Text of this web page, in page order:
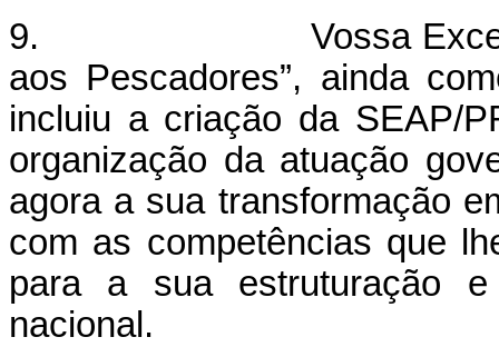
9. Vossa Excelência,
aos Pescadores”, ainda
incluiu a criação da SEAP/
organização da atuação
agora a sua transformação
com as competências que
para a sua estruturação
nacional.